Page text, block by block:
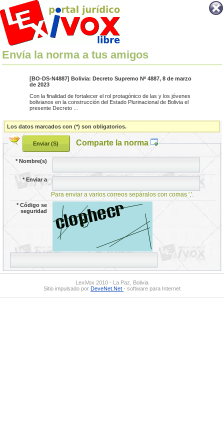
Envía la norma a tus amigos
[BO-DS-N4887] Bolivia: Decreto Supremo Nº 4887, 8 de marzo
de 2023
Con la finalidad de fortalecer el rol protagónico de las y los jóvenes
bolivianos en la construcción del Estado Plurinacional de Bolivia el
presente Decreto ...
Los datos marcados con (*) son obligatorios.
Comparte la norma
*Nombre(s)
*Enviar a
Para enviar a varios correos sepáralos con comas ','.
*Código se
seguridad
LexiVox 2010 - La Paz, Bolivia
Sitio impulsado por DeveNet.Net - software para Internet